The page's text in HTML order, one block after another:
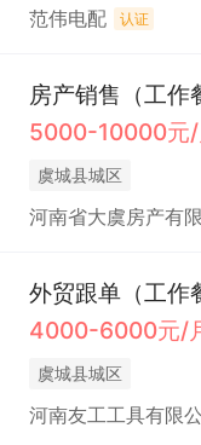
范伟电配 认证
房产销售（工作
5000-10000元/
虞城县城区
河南省大虞房产有
外贸跟单（工作
4000-6000元/
虞城县城区
河南友工工具有限